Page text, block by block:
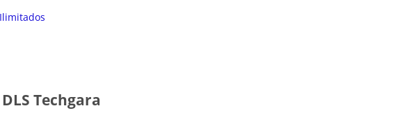
Techgara